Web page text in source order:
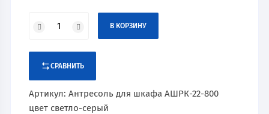
В КОРЗИНУ
СРАВНИТЬ
Артикул:Антресоль для шкафа АШРК-22-800
цвет светло-серый